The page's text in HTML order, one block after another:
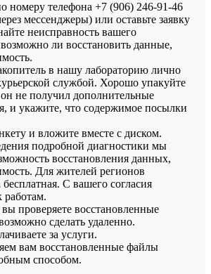
номеру телефона +7 (906) 246-91-46
мессенджеры) или оставьте заявку
неисправность вашего
ли восстановить данные,
в нашу лабораторию лично
службой. Хорошо упакуйте
не получил дополнительные
и укажите, что содержимое посылки
и вложите вместе с диском.
подробной диагностики мы
восстановления данных,
Для жителей регионов
бесплатная. С вашего согласия
работам.
проверяете восстановленные
сделать удаленно.
за услуги.
вам восстановленные файлы
способом.